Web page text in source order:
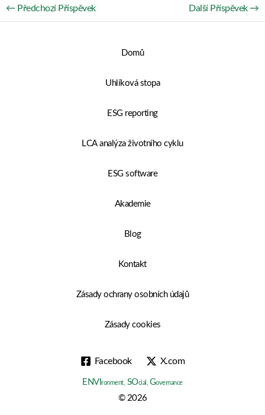
← Předchozí Příspěvek Další Příspěvek →
Domů
Uhlíková stopa
ESG reporting
LCA analýza životního cyklu
ESG software
Akademie
Blog
Kontakt
Zásady ochrany osobních údajů
Zásady cookies
Facebook X.com
ENVIronment, SOcial, Governance
© 2026